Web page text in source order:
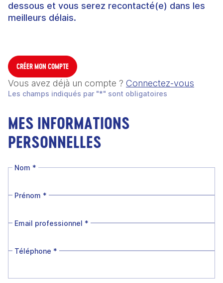
dessous et vous serez recontacté(e) dans les
meilleurs délais.
CRÉER MON COMPTE
Vous avez déjà un compte ? Connectez-vous
Les champs indiqués par "*" sont obligatoires
MES INFORMATIONS
PERSONNELLES
Nom *
Prénom *
Email professionnel *
Téléphone *